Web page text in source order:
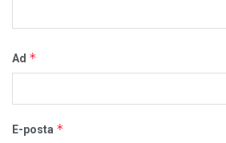
Ad *
E-posta *